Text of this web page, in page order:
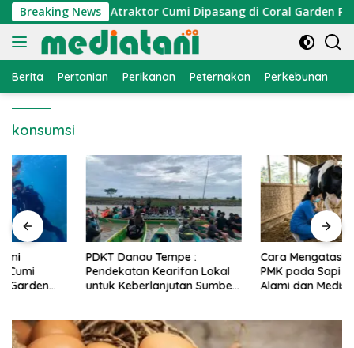
Langsung
ke
konten
Breaking News
Nelayan, Atraktor Cumi Dipasang di Coral Garden Pulau
Berita Pertanian Perikanan Peternakan Perkebunan
konsumsi
PDKT Danau Tempe :
Pendekatan Kearifan Lokal
untuk Keberlanjutan Sumber
Cara Mengatasi Penyakit
PMK pada Sapi Perah Secara
Alami dan Medis